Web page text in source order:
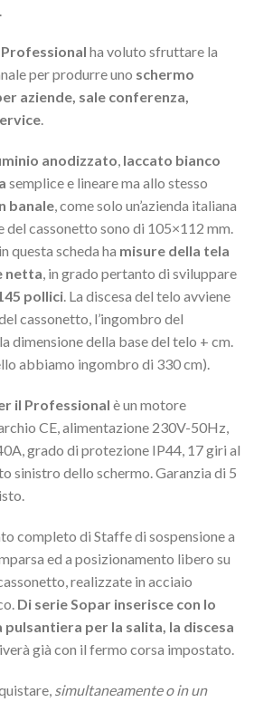
ha voluto sfruttare la
per produrre uno schermo
aziende, sale conferenza,
anodizzato laccato bianco
semplice e lineare ma allo stesso
banale , come solo un’azienda italiana
del cassonetto sono di 105×112 mm.
questa scheda ha misure della tela
netta , in grado pertanto di sviluppare
pollici . La discesa del telo avviene
cassonetto, l’ingombro del
dimensione della base del telo + cm.
abbiamo ingombro di 330 cm).
il Professional è un motore
CE, alimentazione 230V-50Hz,
grado di protezione IP44, 17 giri al
sinistro dello schermo. Garanzia di 5
completo di Staffe di sospensione a
ed a posizionamento libero su
realizzate in acciaio
Di serie Sopar inserisce con lo
pulsantiera per la salita, la discesa
già con il fermo corsa impostato.
simultaneamente o in un